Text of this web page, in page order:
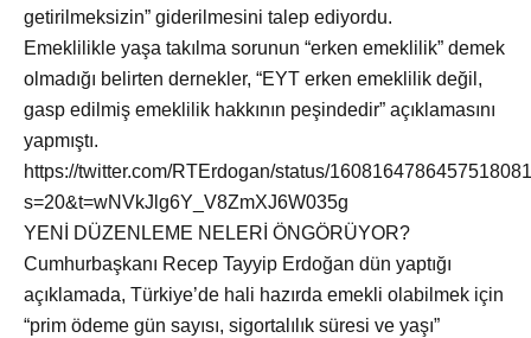
getirilmeksizin” giderilmesini talep ediyordu.
Emeklilikle yaşa takılma sorunun “erken emeklilik” demek
olmadığı belirten dernekler, “EYT erken emeklilik değil,
gasp edilmiş emeklilik hakkının peşindedir” açıklamasını
yapmıştı.
https://twitter.com/RTErdogan/status/
s=20&t=wNVkJlg6Y_V8ZmXJ6W035g
YENİ DÜZENLEME NELERİ ÖNGÖRÜYOR?
Cumhurbaşkanı Recep Tayyip Erdoğan dün yaptığı
açıklamada, Türkiye’de hali hazırda emekli olabilmek için
“prim ödeme gün sayısı, sigortalılık süresi ve yaşı”